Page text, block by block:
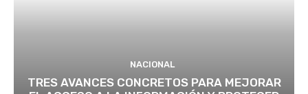
NACIONAL
TRES AVANCES CONCRETOS PARA MEJORAR